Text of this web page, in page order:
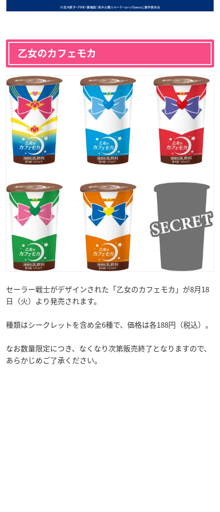
乙女のカフェモカ
セーラー戦士がデザインされた「乙女のカフェモカ」が8月18
日（火）より発売されます。
種類はシークレットを含め全6種で、価格は各188円（税込）。
なお数量限定につき、なくなり次第販売終了となりますので、
あらかじめご了承ください。